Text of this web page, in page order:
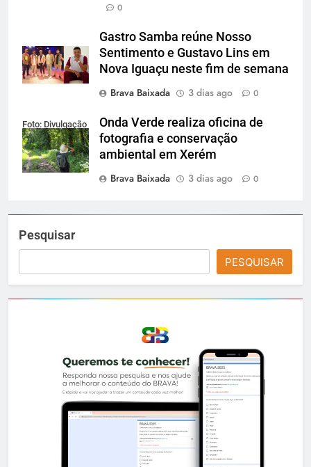
0
Gastro Samba reúne Nosso
Sentimento e Gustavo Lins em
Nova Iguaçu neste fim de semana
Brava Baixada
3 dias ago 0
Foto: Divulgação
Onda Verde realiza oficina de
fotografia e conservação
ambiental em Xerém
Brava Baixada
3 dias ago 0
Pesquisar
PESQUISAR